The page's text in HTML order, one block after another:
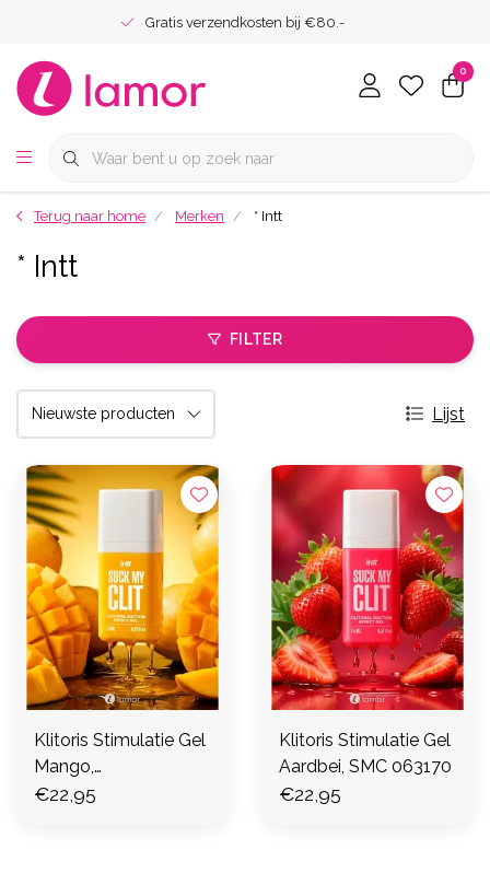
Gratis verzendkosten bij €80.-
0
Terug naar home Merken * Intt
* Intt
FILTER
Lijst
Klitoris Stimulatie Gel
Mango,
SMC06317280
€22,95
Klitoris Stimulatie Gel
Aardbei, SMC 063170
€22,95